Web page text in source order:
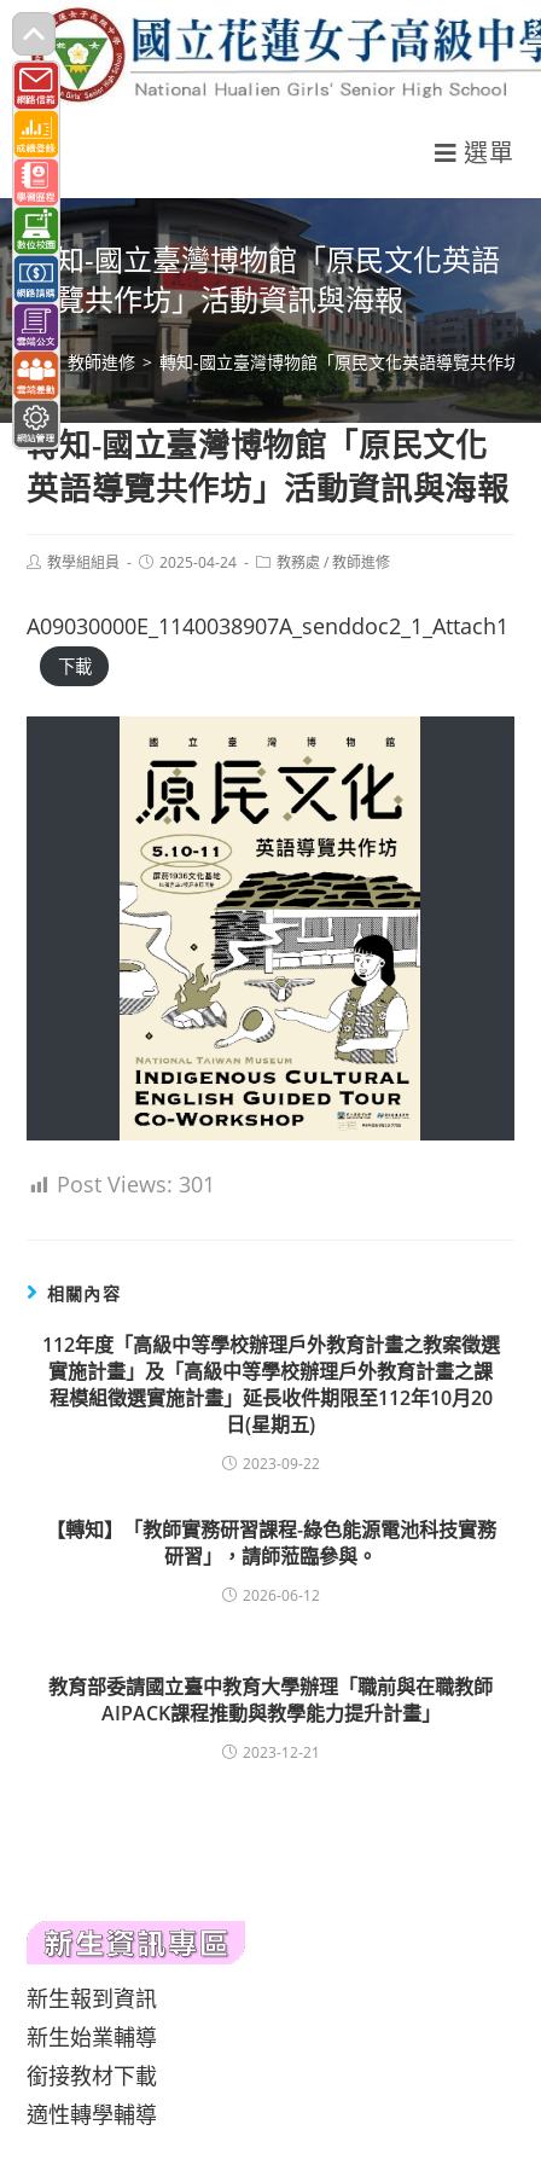
跳
轉
至
主
要
內
容
選單
轉知-國立臺灣博物館「原民文化英語
導覽共作坊」活動資訊與海報
> 教師進修 > 轉知-國立臺灣博物館「原民文化英語導覽共作坊
轉知-國立臺灣博物館「原民文化
英語導覽共作坊」活動資訊與海報
Post教學組組員
Post2025-04-24
Post教務處 / 教師進修
A09030000E_1140038907A_senddoc2_1_Attach1
下載
Post Views: 301
相關內容
112年度「高級中等學校辦理戶外教育計畫之教案徵選
實施計畫」及「高級中等學校辦理戶外教育計畫之課
程模組徵選實施計畫」延長收件期限至112年10月20
日(星期五)
2023-09-22
【轉知】「教師實務研習課程-綠色能源電池科技實務
研習」，請師蒞臨參與。
2026-06-12
教育部委請國立臺中教育大學辦理「職前與在職教師
AIPACK課程推動與教學能力提升計畫」
2023-12-21
新生報到資訊
新生始業輔導
銜接教材下載
適性轉學輔導